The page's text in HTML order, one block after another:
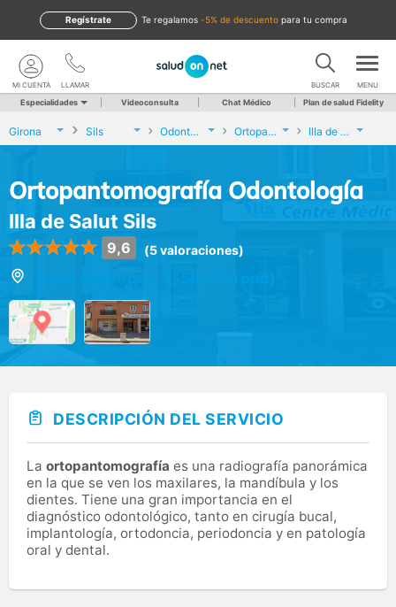
te regalamos -5% de descuento para tu compra
Regístrate
LLAMAR
MI CUENTA BUSCAR MENU
Especialidades Videoconsulta Chat Médico Plan de salud Fidelity
Girona Sils Odontología Ortopantomografía Odontología Illa de Salut Sils
Ortopantomografía Odontología
Illa de Salut Sils
9,6 (5 valoraciones)
DESCRIPCIÓN DEL SERVICIO
La ortopantomografía es una radiografía panorámica
en la que se ven los maxilares, la mandíbula y los
dientes. Tiene una gran importancia en el
diagnóstico odontológico, tanto en cirugía bucal,
implantología, ortodoncia, periodoncia y en patología
oral y dental.